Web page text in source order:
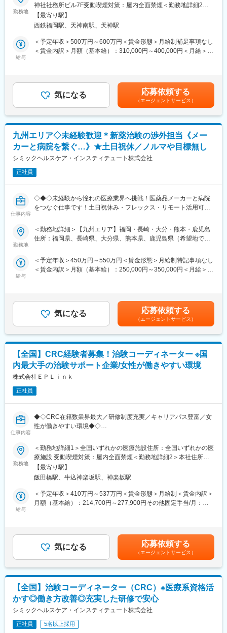
こえ新たなキャリアにチャレンジされている方もいらっしゃいま
す。
アイロムグループの企業として、同社は先端医療（再生医療・遺
多角的な事業を展開しております。それぞれの法人への垣根も低
く、コロナやDXで変革していく時代のニーズに則り、グループと
験コーディネーター）として下記業務を行っていただきます。
・患者への試験の説明
・治験のスケジュール管理
・各種データの収集、管理など
将来的にチームリーダーなどお任せできることを期待していま
す。
員の方々が長期的に、そして自身の希望を叶えながら働けるよう
な環境をつくることです。フレックス勤務制度の採用、時短制
度、産休育休、育児手当等の制度も充実はもちろん、子育てと両
るため、お互いにフォローし合い、連携し合う仕事の進め方が根
付いています。
【充実の教育と豊富なキャリアパス】
・充実の研修制度：CRC社内認定制度を採用しており、自身のレ
ベルに応じ、実務レベル、マネジメントレベル、ディレクターレ
ベルといった社内認定制度があるので、目標をもって日々の業務
にあたることが可能です。
・豊富なキャリアパス：社員に多様な機会を提供し、新たなキャ
リアへの挑戦をサポートしています。CRCとしてのスキルアップ
も、一度に同じ施設内の別の疾患領域のプロジェクトを担当する
定の疾患領域の専門的な経験を積んでいくことも可能です。ま
た、グループの垣根を超えCRCからSMAやCRAへのキャリアチェ
こえ新たなキャリアにチャレンジされている方もいらっしゃいま
す。
く、コロナやDXで変革していく時代のニーズに則り、グループと
してのシナジー効果を発揮していきます。
勤務地
神社社務所ビル7F受動喫煙対策：屋内全面禁煙＜勤務地詳細2＞
九州エリア住所：九州エリア（福岡県、佐賀県、大分県、熊本
県、長崎県、鹿児島県、宮崎県、 ※希望勤務地を考慮いたしま
【最寄り駅】
西鉄福岡駅、天神南駅、天神駅
給与
＜予定年収＞500万円～600万円＜賃金形態＞月給制補足事項なし
＜賃金内訳＞月額（基本給）：310,000円～400,000円＜月給＞
る可能性があります。月給(月額)は固定手当を含めた表記です。
気になる 応募依頼する
（エージェントサービス）
九州エリア◇未経験歓迎＊新薬治験の渉外担当《メー
カーと病院を繋ぐ…》★土日祝休／ノルマや目標無し
シミックヘルスケア・インスティテュート株式会社
正社員
仕事内容
◇◆◇未経験から憧れの医療業界へ挑戦！医薬品メーカーと病院
をつなぐ仕事です！土日祝休み・フレックス・リモート活用可能
ン・Iターンの方も大歓迎です◇◆◇
ぐ、架け橋のようなお仕事です。正式名称をSMA（治験事務局担
当）といい、医療業界の専門職種となります。
運営の基盤づくりを担う専門職です。多種多様な新薬開発を支援
する事で、日本の医療に貢献できるお仕事です。
【業務詳細】
■業務内容：
製薬企業や治験実施施設(病院)に対し、治験実施のための各種折衝
や環境整備支援、事務業務などを担当していただきます。治験開
始の準備・開始・終了までのプロセスを推進頂きます。
■具体的には…：
・治験に関する事務的業務の全体支援
■魅力情報：
この業務は医療機関への渉外・折衝が主な目的なので、法人営業
職とは違って個人ノルマはありません。その代わり、チーム全体
での目標が設定されているので、チームとしての一体感は一般的
な事業会社の営業と遜色ありません。むしろ個人ノルマがない
分、風通しがとても良いです。
■外勤・内勤比率：
【教育体制】
未経験で転職してくる方も多い為教育体制が充実しており、業界
内でも随一との呼び声が高いです。同期入社者とともに2週間弱本
な法令から実務まで座学中心でロープレを交えながら学びます。
その後、各拠点に配属され業務を引継ぎながらOJT担当者ととも
に医療機関へ同行するなど、徐々に業務を習得します。確認テス
トやチェックシートを用いながら習熟度を測り、入社後1年程度で
一人で担当を持てるようになります。尚、その後も定期的に中途
入社者に対してフォローを行う体制が整っています。
勤務地
＜勤務地詳細＞【九州エリア】福岡・長崎・大分・熊本・鹿児島
住所：福岡県、長崎県、大分県、熊本県、鹿児島県（希望地での
更の範囲：会社の定める事業所
給与
＜予定年収＞450万円～550万円＜賃金形態＞月給制特記事項なし
＜賃金内訳＞月額（基本給）：250,000円～350,000円＜月給＞
(月額)は固定手当を含めた表記です。
気になる 応募依頼する
（エージェントサービス）
【全国】CRC経験者募集！治験コーディネーター ※国
内最大手の治験サポート企業/女性が働きやすい環境
株式会社ＥＰＬｉｎｋ
正社員
仕事内容
◆◇CRC在籍数業界最大／研修制度充実／キャリアパス豊富／女
性が働きやすい環境◆◇
て就業頂きます！
■担当業務：治験が行われている医療機関で医師の指示のもと医学
的判断や医療行為を伴わない治験業務を支援をします。
・治験に参加する患者（被験者）さんに対する試験内容の補助説
・被験者のスケジュール管理
・症例報告書の作成支援など
■国内最大手の治験サポート企業：イーピーエスグループに属し、
SMO」として第一選択肢に指名されており、業界内での信頼があ
ります。日本の三大疾病の筆頭として治験薬や治療法が開発され
るがん分野においては、治験実施には高度な専門知識が求められ
るため、専門教育をうけたCRCを育成しており、難易度が高い試
験にも対応できるサポート体制を敷いています。
勤務地
＜勤務地詳細1＞全国いずれかの医療施設住所：全国いずれかの医
療施設 受動喫煙対策：屋内全面禁煙＜勤務地詳細2＞本社住所：
東京都新宿区筑土八幡町2-1 勤務地最寄駅：東京メトロ有楽町線
／飯田橋駅受動喫煙対策：屋内全面禁煙変更の範囲：会社の定め
【最寄り駅】
飯田橋駅、牛込神楽坂駅、神楽坂駅
給与
＜予定年収＞410万円～537万円＜賃金形態＞月給制＜賃金内訳＞
月額（基本給）：214,700円～277,900円その他固定手当/月：
CRC手当・休日連絡対応手当■賞与：年2回（6月、12月）／昇
給：年1回（10月）※業績に応じ、決算賞与（秋季賞与）支給の場
合あり（10月）■時間外・休日出勤手当等の割増賃金は別途支給
賃金はあくまでも目安の金額であり、選考を通じて上下する可能
性があります。月給(月額)は固定手当を含めた表記です。
気になる 応募依頼する
（エージェントサービス）
【全国】治験コーディネーター（CRC）※医療系資格活
かす◎働き方改善◎充実した研修で安心
シミックヘルスケア・インスティテュート株式会社
正社員 5名以上採用